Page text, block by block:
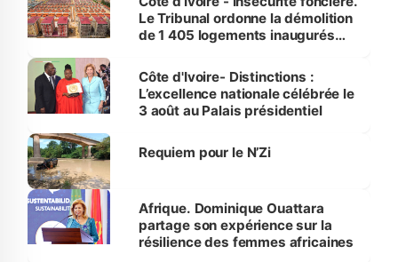
Le Tribunal ordonne la démolition
de 1 405 logements inaugurés
Bassam
Côte d'Ivoire- Distinctions :
L’excellence nationale célébrée le
3 août au Palais présidentiel
Requiem pour le N’Zi
Afrique. Dominique Ouattara
partage son expérience sur la
résilience des femmes africaines